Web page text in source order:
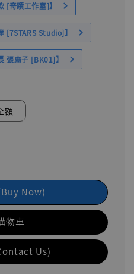
[奇蹟工作室]】
[7STARS Studio]】
張麻子 [BK01]】
額
Now)
物車
Us)